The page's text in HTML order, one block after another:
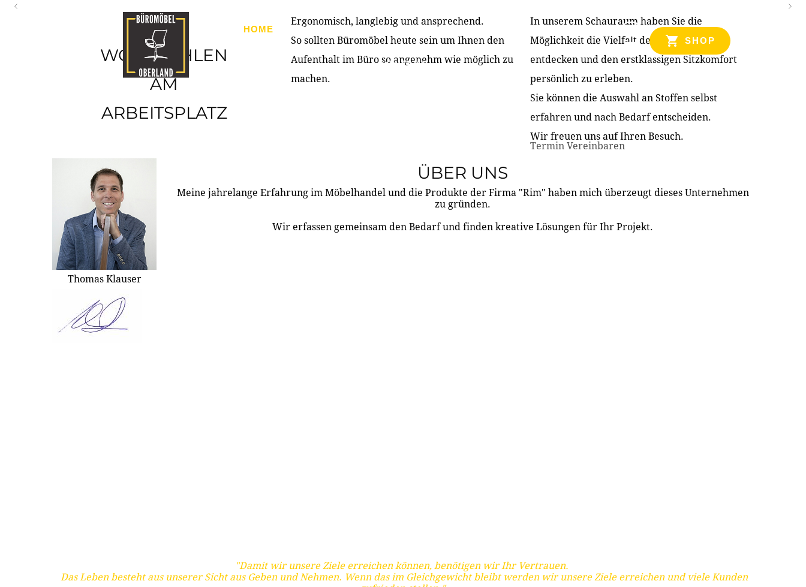
HOME PRODUKTE ÜBER UNS PARTNER & REFERENZEN
KONTAKT
SHOP
WOHLFÜHLEN
AM
ARBEITSPLATZ
Ergonomisch, langlebig und ansprechend.
So sollten Büromöbel heute sein um Ihnen den
Aufenthalt im Büro so angenehm wie möglich zu
machen.
In unserem Schauraum haben Sie die
Möglichkeit die Vielfalt der Produkte zu
entdecken und den erstklassigen Sitzkomfort
persönlich zu erleben.
Sie können die Auswahl an Stoffen selbst
erfahren und nach Bedarf entscheiden.
Wir freuen uns auf Ihren Besuch.
Termin Vereinbaren
Thomas Klauser
ÜBER UNS
Meine jahrelange Erfahrung im Möbelhandel und die Produkte der Firma "Rim" haben mich überzeugt dieses Unternehmen
zu gründen.
Wir erfassen gemeinsam den Bedarf und finden kreative Lösungen für Ihr Projekt.
"Damit wir unsere Ziele erreichen können, benötigen wir Ihr Vertrauen.
Das Leben besteht aus unserer Sicht aus Geben und Nehmen. Wenn das im Gleichgewicht bleibt werden wir unsere Ziele erreichen und viele Kunden